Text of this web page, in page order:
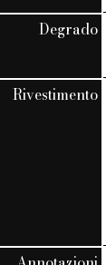
Degrado
Rivestimento